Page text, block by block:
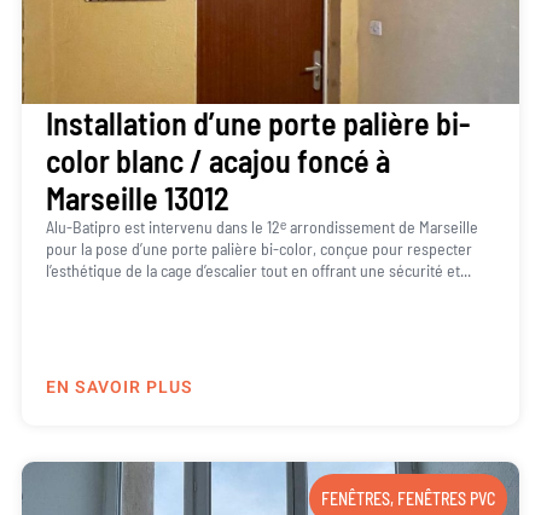
Installation d’une porte palière bi-
color blanc / acajou foncé à
Marseille 13012
Alu-Batipro est intervenu dans le 12ᵉ arrondissement de Marseille
pour la pose d’une porte palière bi-color, conçue pour respecter
l’esthétique de la cage d’escalier tout en offrant une sécurité et...
EN SAVOIR PLUS
FENÊTRES, FENÊTRES PVC